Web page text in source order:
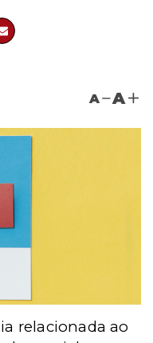
A A
relacionada ao